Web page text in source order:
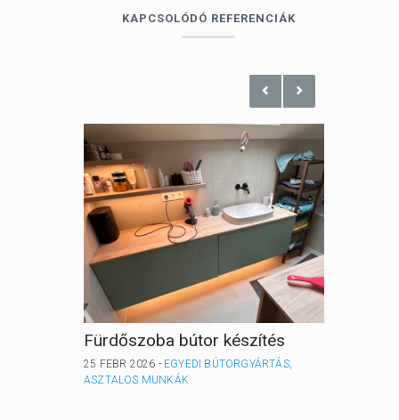
KAPCSOLÓDÓ REFERENCIÁK
Fürdőszoba bútor készítés
25 FEBR 2026 - EGYEDI BÚTORGYÁRTÁS,
ASZTALOS MUNKÁK